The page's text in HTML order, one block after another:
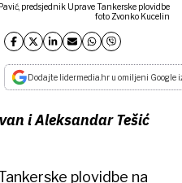
predsjednik Uprave Tankerske plovidbe
foto Zvonko Kucelin
Dodajte lidermedia.hr u omiljeni Google
i Aleksandar Tešić
plovidbe na